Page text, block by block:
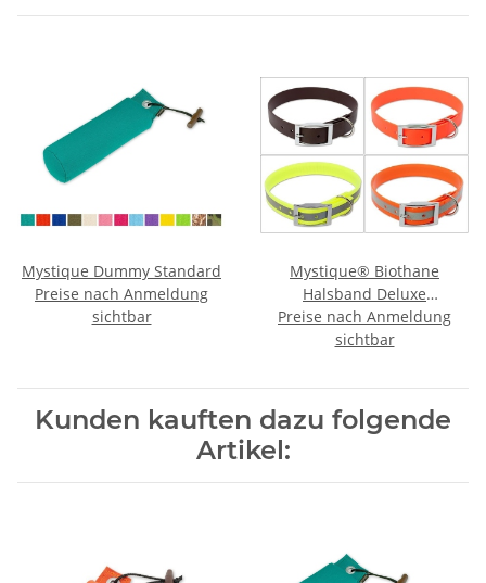
Mystique Dummy Standard
Preise nach Anmeldung
sichtbar
Mystique® Biothane
Halsband Deluxe
Hundehalsband
Preise nach Anmeldung
sichtbar
Kunden kauften dazu folgende
Artikel: